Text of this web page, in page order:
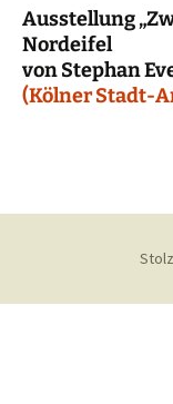
Ausstellung
Nordeifel
von Stephan
(Kölner Stadt-